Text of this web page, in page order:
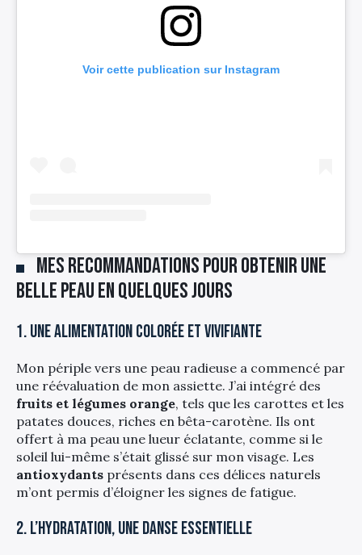
Voir cette publication sur Instagram
Mes recommandations pour obtenir une
belle peau en quelques jours
1. Une alimentation colorée et vivifiante
Mon périple vers une peau radieuse a commencé par
une réévaluation de mon assiette. J’ai intégré des
fruits et légumes orange, tels que les carottes et les
patates douces, riches en bêta-carotène. Ils ont
offert à ma peau une lueur éclatante, comme si le
soleil lui-même s’était glissé sur mon visage. Les
antioxydants présents dans ces délices naturels
m’ont permis d’éloigner les signes de fatigue.
2. L’hydratation, une danse essentielle